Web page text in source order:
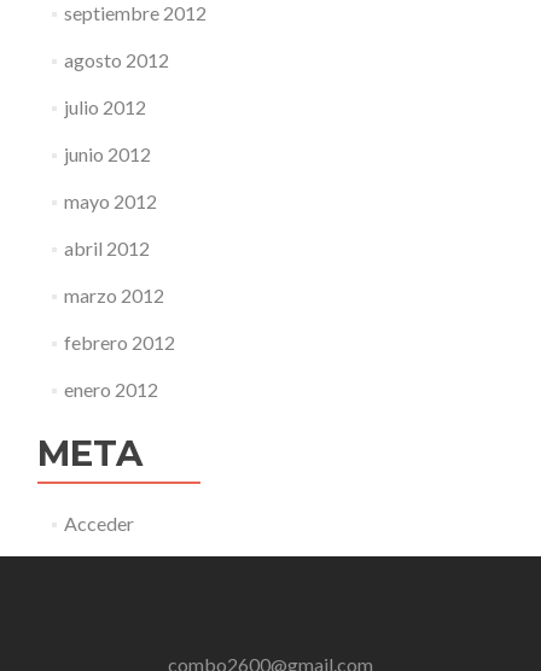
septiembre 2012
agosto 2012
julio 2012
junio 2012
mayo 2012
abril 2012
marzo 2012
febrero 2012
enero 2012
META
Acceder
combo2600@gmail.com